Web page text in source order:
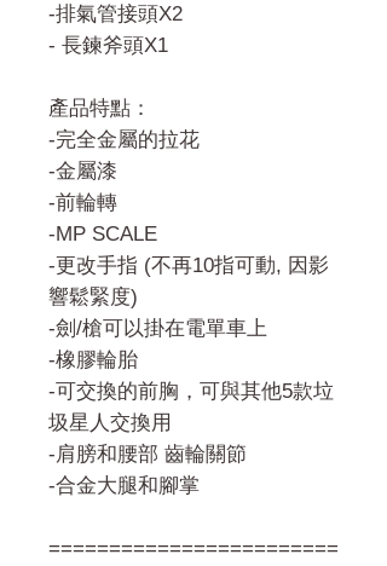
-排氣管接頭X2
- 長鍊斧頭X1
產品特點：
-完全金屬的拉花
-金屬漆
-前輪轉
-MP SCALE
-更改手指 (不再10指可動, 因影
響鬆緊度)
-劍/槍可以掛在電單車上
-橡膠輪胎
-可交換的前胸，可與其他5款垃
圾星人交換用
-肩膀和腰部 齒輪關節
-合金大腿和腳掌
========================